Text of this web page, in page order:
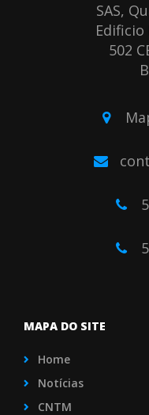
SAS,
502
MAPA DO SITE
Home
Notícias
CNTM